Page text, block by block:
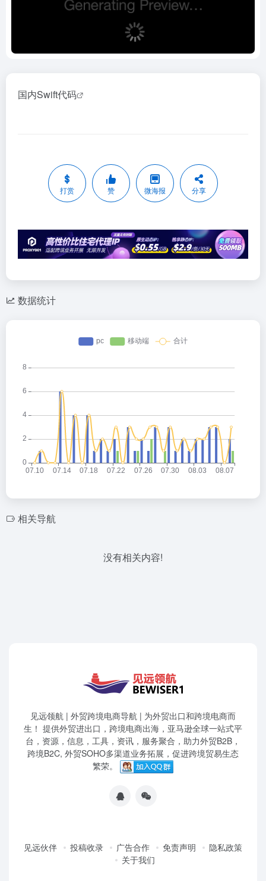
国内Swift代码
打赏 赞 微海报 分享
数据统计
相关导航
没有相关内容!
见远领航 | 外贸跨境电商导航 | 为外贸出口和跨境电商而
生！ 提供外贸进出口，跨境电商出海，亚马逊全球一站式平
台，资源，信息，工具，资讯，服务聚合，助力外贸B2B，
跨境B2C, 外贸SOHO多渠道业务拓展，促进跨境贸易生态
繁荣。
见远伙伴 投稿收录 广告合作 免责声明
隐私政策
关于我们